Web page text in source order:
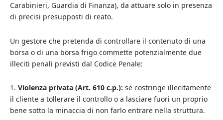
Carabinieri, Guardia di Finanza), da attuare solo in presenza
di precisi presupposti di reato.
Un gestore che pretenda di controllare il contenuto di una
borsa o di una borsa frigo commette potenzialmente due
illeciti penali previsti dal Codice Penale:
Violenza privata (Art. 610 c.p.): se costringe illecitamente
il cliente a tollerare il controllo o a lasciare fuori un proprio
bene sotto la minaccia di non farlo entrare nella struttura.